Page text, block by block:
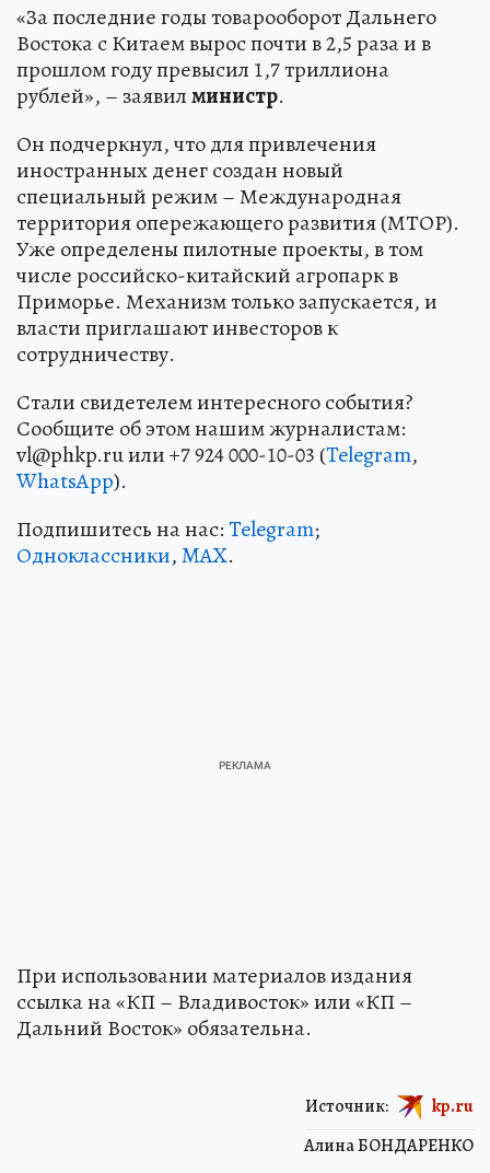
«За последние годы товарооборот Дальнего
Востока с Китаем вырос почти в 2,5 раза и в
прошлом году превысил 1,7 триллиона
рублей», – заявилминистр.
Он подчеркнул, что для привлечения
иностранных денег создан новый
специальный режим – Международная
территория опережающего развития (МТОР).
Уже определены пилотные проекты, в том
числе российско-китайский агропарк в
Приморье. Механизм только запускается, и
власти приглашают инвесторов к
сотрудничеству.
Стали свидетелем интересного события?
Сообщите об этом нашим журналистам:
vl@phkp.ru или +7 924 000-10-03 (Telegram,
WhatsApp).
Подпишитесь на нас:Telegram;
Одноклассники,MAX.
При использовании материалов издания
ссылка на «КП – Владивосток» или «КП –
Дальний Восток» обязательна.
Алина БОНДАРЕНКО
Источник: kp.ru